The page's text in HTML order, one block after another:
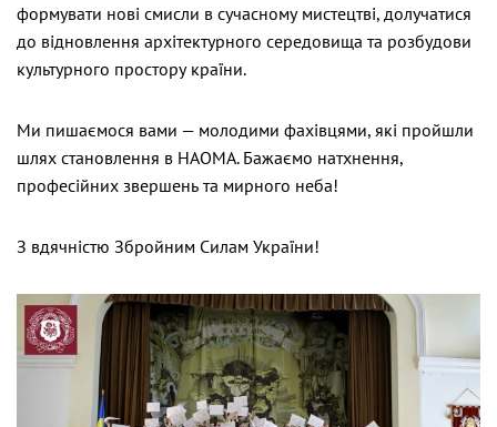
формувати нові смисли в сучасному мистецтві, долучатися
до відновлення архітектурного середовища та розбудови
культурного простору країни.
Ми пишаємося вами — молодими фахівцями, які пройшли
шлях становлення в НАОМА. Бажаємо натхнення,
професійних звершень та мирного неба!
З вдячністю Збройним Силам України!